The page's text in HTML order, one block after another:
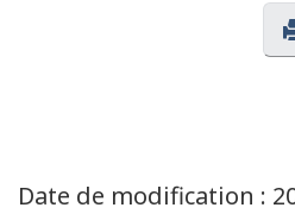
Date de modification :